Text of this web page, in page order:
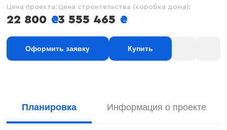
Цена проекта:
22 800 ₴
Цена строительства (коробка дома):
3 555 465 ₴
Оформить заявку Купить
Планировка Информация о проекте